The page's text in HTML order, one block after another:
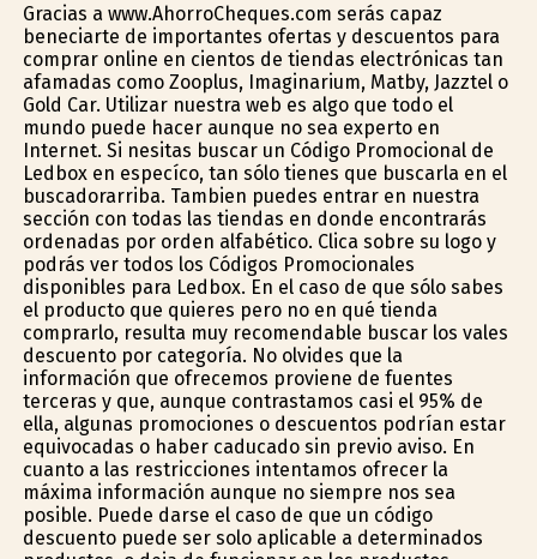
Gracias a www.AhorroCheques.com serás capaz
beneficiarte de importantes ofertas y descuentos para
comprar online en cientos de tiendas electrónicas tan
afamadas como Zooplus, Imaginarium, Matby, Jazztel o
Gold Car. Utilizar nuestra web es algo que todo el
mundo puede hacer aunque no sea experto en
Internet. Si nesitas buscar un Código Promocional de
Ledbox en específico, tan sólo tienes que buscarla en el
buscadorarriba. Tambien puedes entrar en nuestra
sección con todas las tiendas en donde encontrarás
ordenadas por orden alfabético. Clica sobre su logo y
podrás ver todos los Códigos Promocionales
disponibles para Ledbox. En el caso de que sólo sabes
el producto que quieres pero no en qué tienda
comprarlo, resulta muy recomendable buscar los vales
descuento por categoría. No olvides que la
información que ofrecemos proviene de fuentes
terceras y que, aunque contrastamos casi el 95% de
ella, algunas promociones o descuentos podrían estar
equivocadas o haber caducado sin previo aviso. En
cuanto a las restricciones intentamos ofrecer la
máxima información aunque no siempre nos sea
posible. Puede darse el caso de que un código
descuento puede ser solo aplicable a determinados